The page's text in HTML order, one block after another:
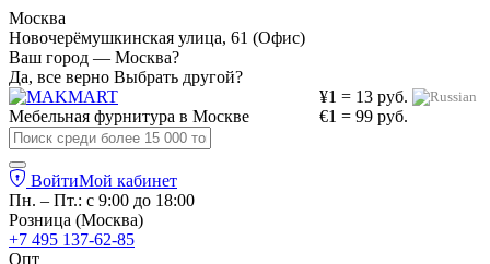
Москва
Новочерёмушкинская улица, 61 (Офис)
Ваш город — Москва?
Да, все верно Выбрать другой?
¥1 = 13 руб.
€1 = 99 руб.
Мебельная фурнитура в Москве
ВойтиМой кабинет
Пн. – Пт.: с 9:00 до 18:00
Розница (Москва)
+7 495 137-62-85
Опт